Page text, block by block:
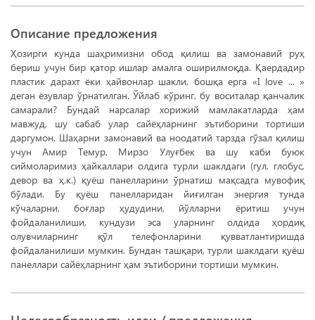
Описание предложения
Ҳозирги кунда шаҳримизни обод қилиш ва замонавий руҳ
бериш учун бир қатор ишлар амалга оширилмоқда. Қаердадир
пластик дарахт ёки ҳайвонлар шакли, бошқа ерга «I love ... »
деган ёзувлар ўрнатилган. Ўйлаб кўринг, бу воситалар қанчалик
самарали? Бундай нарсалар хорижий мамлакатларда ҳам
мавжуд, шу сабаб улар сайёҳларнинг эътиборини тортиши
даргумон. Шаҳарни замонавий ва ноодатий тарзда гўзал қилиш
учун Амир Темур, Мирзо Улуғбек ва шу каби буюк
сиймоларимиз ҳайкаллари олдигa турли шаклдаги (гул, глобус,
девор ва ҳ.к.) қуёш панелларини ўрнатиш мақсадга мувофиқ
бўлади. Бу қуёш панелларидан йиғилган энергия тунда
кўчаларни, боғлар ҳудудини, йўлларни ёритиш учун
фойдаланилиши, кундузи эса уларнинг олдида ҳордиқ
олувчиларнинг қўл телефонларини қувватлантиришда
фойдаланилиши мумкин. Бундан ташқари, турли шаклдаги қуёш
панеллари сайёҳларнинг ҳам эътиборини тортиши мумкин.